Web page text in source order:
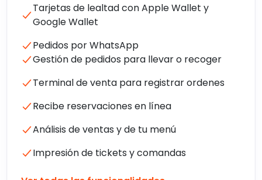
Tarjetas de lealtad con Apple Wallet y
Google Wallet
Pedidos por WhatsApp
Gestión de pedidos para llevar o recoger
Terminal de venta para registrar ordenes
Recibe reservaciones en línea
Análisis de ventas y de tu menú
Impresión de tickets y comandas